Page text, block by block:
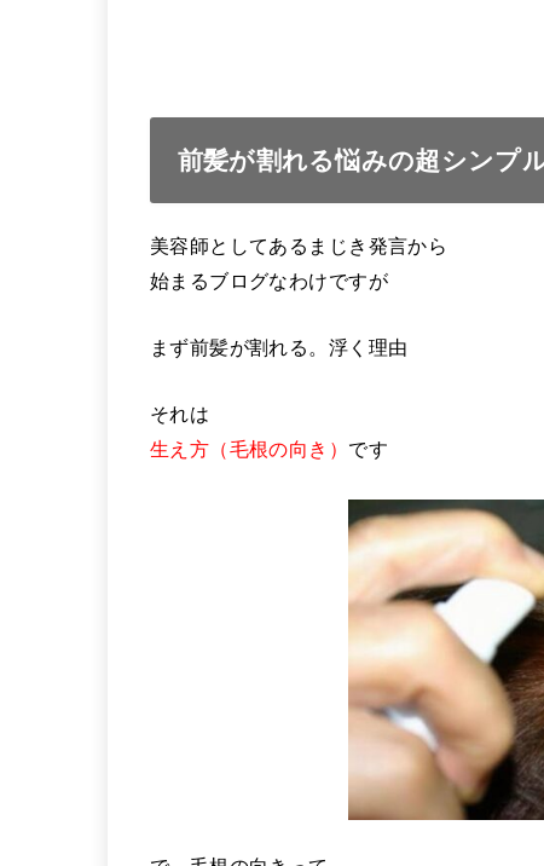
前髪が割れる悩みの超シンプ
美容師としてあるまじき発言から
始まるブログなわけですが
まず前髪が割れる。浮く理由
それは
生え方（毛根の向き） です